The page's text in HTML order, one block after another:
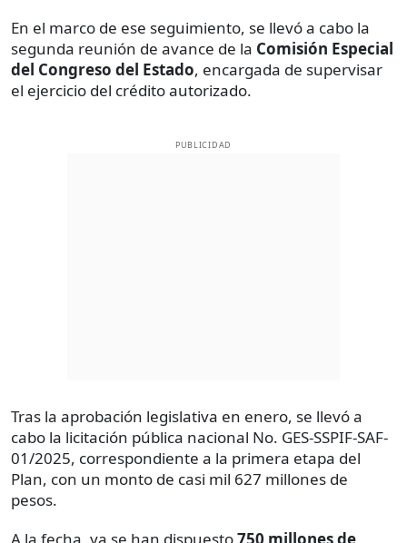
En el marco de ese seguimiento, se llevó a cabo la
segunda reunión de avance de la Comisión Especial
del Congreso del Estado, encargada de supervisar
el ejercicio del crédito autorizado.
PUBLICIDAD
Tras la aprobación legislativa en enero, se llevó a
cabo la licitación pública nacional No. GES-SSPIF-SAF-
01/2025, correspondiente a la primera etapa del
Plan, con un monto de casi mil 627 millones de
pesos.
A la fecha, ya se han dispuesto750 millones de